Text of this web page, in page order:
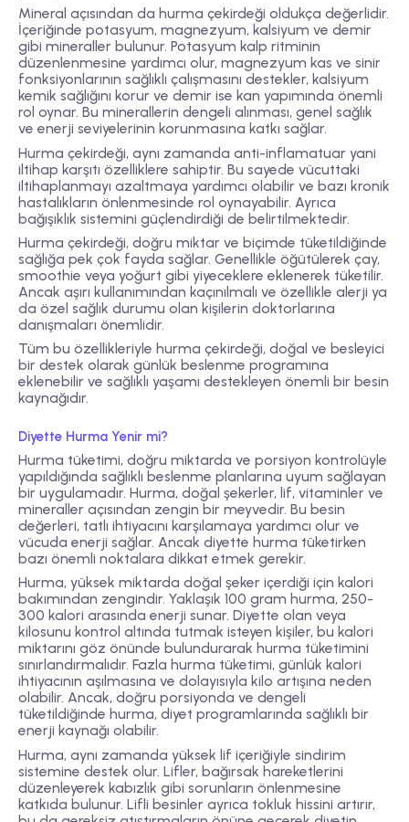
Mineral açısından da hurma çekirdeği oldukça değerlidir.
İçeriğinde potasyum, magnezyum, kalsiyum ve demir
gibi mineraller bulunur. Potasyum kalp ritminin
düzenlenmesine yardımcı olur, magnezyum kas ve sinir
fonksiyonlarının sağlıklı çalışmasını destekler, kalsiyum
kemik sağlığını korur ve demir ise kan yapımında önemli
rol oynar. Bu minerallerin dengeli alınması, genel sağlık
ve enerji seviyelerinin korunmasına katkı sağlar.
Hurma çekirdeği, aynı zamanda anti-inflamatuar yani
iltihap karşıtı özelliklere sahiptir. Bu sayede vücuttaki
iltihaplanmayı azaltmaya yardımcı olabilir ve bazı kronik
hastalıkların önlenmesinde rol oynayabilir. Ayrıca
bağışıklık sistemini güçlendirdiği de belirtilmektedir.
Hurma çekirdeği, doğru miktar ve biçimde tüketildiğinde
sağlığa pek çok fayda sağlar. Genellikle öğütülerek çay,
smoothie veya yoğurt gibi yiyeceklere eklenerek tüketilir.
Ancak aşırı kullanımından kaçınılmalı ve özellikle alerji ya
da özel sağlık durumu olan kişilerin doktorlarına
danışmaları önemlidir.
Tüm bu özellikleriyle hurma çekirdeği, doğal ve besleyici
bir destek olarak günlük beslenme programına
eklenebilir ve sağlıklı yaşamı destekleyen önemli bir besin
kaynağıdır.
Diyette Hurma Yenir mi?
Hurma tüketimi, doğru miktarda ve porsiyon kontrolüyle
yapıldığında sağlıklı beslenme planlarına uyum sağlayan
bir uygulamadır. Hurma, doğal şekerler, lif, vitaminler ve
mineraller açısından zengin bir meyvedir. Bu besin
değerleri, tatlı ihtiyacını karşılamaya yardımcı olur ve
vücuda enerji sağlar. Ancak diyette hurma tüketirken
bazı önemli noktalara dikkat etmek gerekir.
Hurma, yüksek miktarda doğal şeker içerdiği için kalori
bakımından zengindir. Yaklaşık 100 gram hurma, 250-
300 kalori arasında enerji sunar. Diyette olan veya
kilosunu kontrol altında tutmak isteyen kişiler, bu kalori
miktarını göz önünde bulundurarak hurma tüketimini
sınırlandırmalıdır. Fazla hurma tüketimi, günlük kalori
ihtiyacının aşılmasına ve dolayısıyla kilo artışına neden
olabilir. Ancak, doğru porsiyonda ve dengeli
tüketildiğinde hurma, diyet programlarında sağlıklı bir
enerji kaynağı olabilir.
Hurma, aynı zamanda yüksek lif içeriğiyle sindirim
sistemine destek olur. Lifler, bağırsak hareketlerini
düzenleyerek kabızlık gibi sorunların önlenmesine
katkıda bulunur. Lifli besinler ayrıca tokluk hissini artırır,